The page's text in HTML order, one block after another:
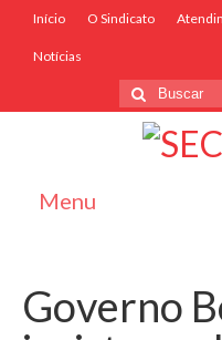
Início O Sindicato
Notícias
Menu
O Sindicato
Governo